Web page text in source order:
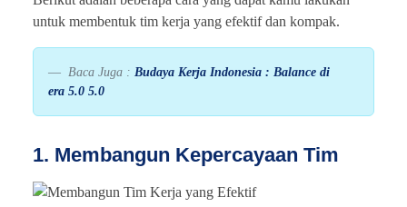
untuk membentuk tim kerja yang efektif dan kompak.
Baca Juga : Budaya Kerja Indonesia : Balance di
era 5.0 5.0
1. Membangun Kepercayaan Tim